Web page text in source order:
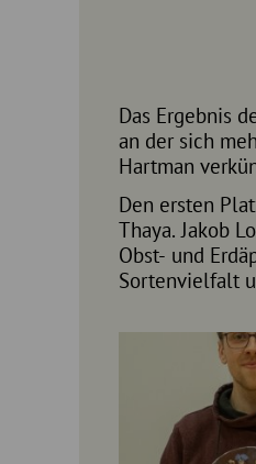
Das Ergebnis
an der sich
Hartman
Den ersten
Thaya. Jakob
Obst- und
Sortenvielfalt